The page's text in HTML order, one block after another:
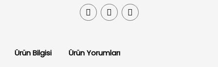
Ürün Bilgisi Ürün Yorumları